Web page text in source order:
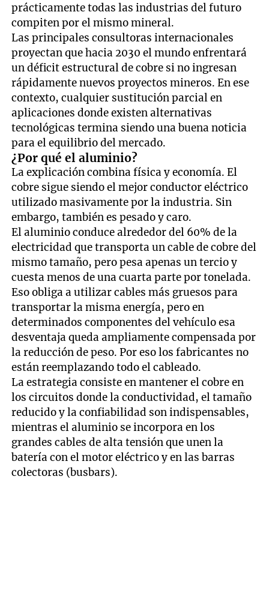
prácticamente todas las industrias del futuro
compiten por el mismo mineral.
Las principales consultoras internacionales
proyectan que hacia 2030 el mundo enfrentará
un déficit estructural de cobre si no ingresan
rápidamente nuevos proyectos mineros. En ese
contexto, cualquier sustitución parcial en
aplicaciones donde existen alternativas
tecnológicas termina siendo una buena noticia
para el equilibrio del mercado.
¿Por qué el aluminio?
La explicación combina física y economía. El
cobre sigue siendo el mejor conductor eléctrico
utilizado masivamente por la industria. Sin
embargo, también es pesado y caro.
El aluminio conduce alrededor del 60% de la
electricidad que transporta un cable de cobre del
mismo tamaño, pero pesa apenas un tercio y
cuesta menos de una cuarta parte por tonelada.
Eso obliga a utilizar cables más gruesos para
transportar la misma energía, pero en
determinados componentes del vehículo esa
desventaja queda ampliamente compensada por
la reducción de peso. Por eso los fabricantes no
están reemplazando todo el cableado.
La estrategia consiste en mantener el cobre en
los circuitos donde la conductividad, el tamaño
reducido y la confiabilidad son indispensables,
mientras el aluminio se incorpora en los
grandes cables de alta tensión que unen la
batería con el motor eléctrico y en las barras
colectoras (busbars).